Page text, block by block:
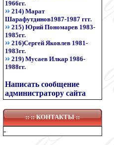
1966гг.
214) Марат
Шарафутдинов1987-1987 ггг.
215) Юрий Пономарев 1983-
1985гг.
216)Сергей Яковлев 1981-
1983гг.
219) Мусаев Илкар 1986-
1988гг.
Написать сообщение
администратору сайта
:: ::КОНТАКТЫ::
-